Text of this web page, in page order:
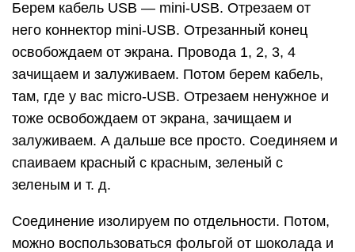
Берем кабель USB — mini-USB. Отрезаем от
него коннектор mini-USB. Отрезанный конец
освобождаем от экрана. Провода 1, 2, 3, 4
зачищаем и залуживаем. Потом берем кабель,
там, где у вас micro-USB. Отрезаем ненужное и
тоже освобождаем от экрана, зачищаем и
залуживаем. А дальше все просто. Соединяем и
спаиваем красный с красным, зеленый с
зеленым и т. д.
Соединение изолируем по отдельности. Потом,
можно воспользоваться фольгой от шоколада и